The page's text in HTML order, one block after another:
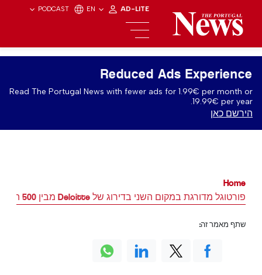
PODCAST EN AD-LITE
Reduced Ads Experience
Read The Portugal News with fewer ads for 1.99€ per month or
19.99€ per year.
הירשם כאן
Home
פורטוגל מדורגת במקום השני בדירוג של Deloitte מבין 500 החברות הצומחות ביותר
שתף מאמר זה: